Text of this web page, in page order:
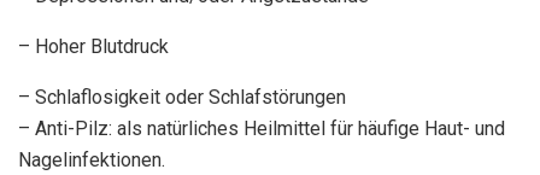
– Hoher Blutdruck
– Schlaflosigkeit oder Schlafstörungen
– Anti-Pilz: als natürliches Heilmittel für häufige Haut- und
Nagelinfektionen.